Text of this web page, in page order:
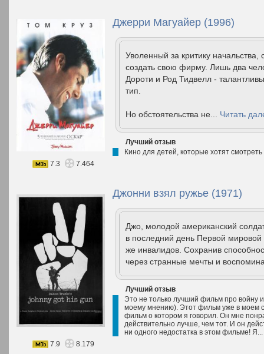
Джерри Магуайер (1996)
Уволенный за критику
создать свою фирму. Лишь два
Дороти и Род Тидвелл -
тип.
Но обстоятельства не... Читать
Лучший отзыв
Кино для детей, которые хотят
7.3
7.464
Джонни взял ружье (1971)
Джо, молодой американский
в последний день Первой
же инвалидов. Сохранив
через странные мечты и
Лучший отзыв
Это не только лучший фильм про войну
моему мнению). Этот фильм уже в моем
фильм о котором я говорил. Он мне
действительно лучше, чем тот. И он
ни одного недостатка в этом фильме! Я...
7.9
8.179